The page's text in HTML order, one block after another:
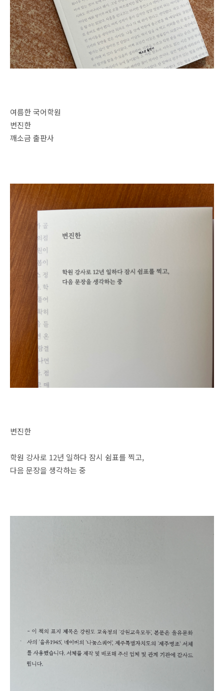
여름한 국어학원
변진한
깨소금 출판사
변진한
학원 강사로 12년 일하다 잠시 쉼표를 찍고,
다음 문장을 생각하는 중